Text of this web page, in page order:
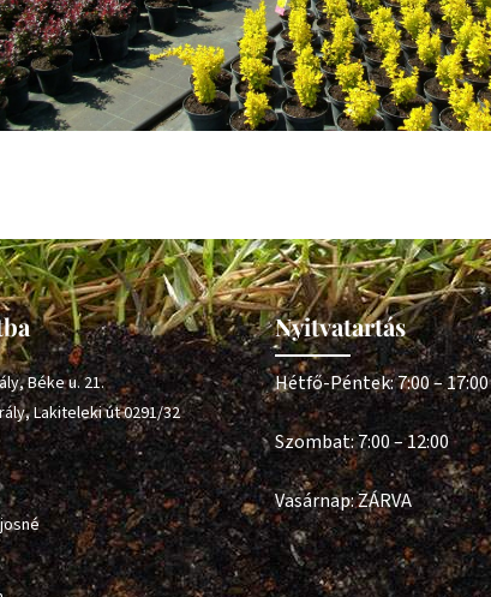
Béke u. 21.
Lakiteleki út 0291/32
Nyitvatartás
Hétfő-Péntek: 7:00 – 17:00
Szombat: 7:00 – 12:00
Vasárnap: ZÁRVA